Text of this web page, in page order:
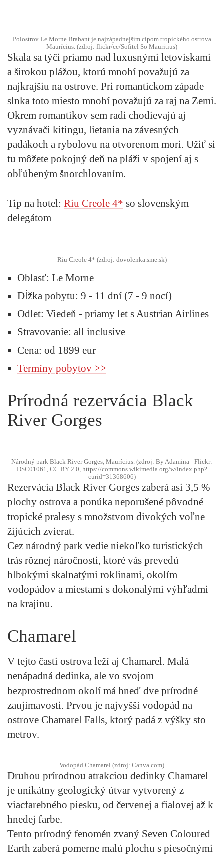
Polostrov Le Morne Brabant je najzápadnejším cípom tropického ostrova
Maurícius.​ (zdroj: flickr/cc/Sofitel So Mauritius)
Skala sa týči priamo nad luxusnými letoviskami
a širokou plážou, ktorú mnohí považujú za
najkrajšiu na ostrove. Pri romantickom západe
slnka toto miesto mnohí považujú za raj na Zemi.
Okrem romantikov sem radi chodievajú aj
vyznávači kitingu, lietania na závesných
padákoch a rybolovu na otvorenom mori. Užiť si
tu môžete pokojný deň na pláži v spojení aj s
obľúbeným šnorchlovaním.
Tip na hotel: Riu Creole 4* so slovenským
delegátom
Riu Creole 4* (zdroj: dovolenka.sme.sk)
Oblasť: Le Morne
Dĺžka pobytu: 9 - 11 dní (7 - 9 nocí)
Odlet: Viedeň - priamy let s Austrian Airlines
Stravovanie: all inclusive
Cena: od 1899 eur
Termíny pobytov >>
Prírodná rezervácia Black
River Gorges
Národný park Black River Gorges, Maurícius. (zdroj: By Adamina - Flickr:
DSC01061, CC BY 2.0, https://commons.wikimedia.org/w/index.php?
curid=31368606)
Rezervácia Black River Gorges zaberá asi 3,5 %
plochy ostrova a ponúka neporušené pôvodné
tropické pralesy s množstvom divokých voľne
žijúcich zvierat.
Cez národný park vedie niekoľko turistických
trás rôznej náročnosti, ktoré vás prevedú
hlbokými skalnatými roklinami, okolím
vodopádov a miestami s dokonalými výhľadmi
na krajinu.
Chamarel
V tejto časti ostrova leží aj Chamarel. Malá
nenápadná dedinka, ale vo svojom
bezprostrednom okolí má hneď dve prírodné
zaujímavosti. Prvou je najvyšší vodopád na
ostrove Chamarel Falls, ktorý padá z výšky sto
metrov.
Vodopád Chamarel (zdroj: Canva.com)
Druhou prírodnou atrakciou dedinky Chamarel
je unikátny geologický útvar vytvorený z
viacfarebného piesku, od červenej a fialovej až k
hnedej farbe.
Tento prírodný fenomén zvaný Seven Coloured
Earth zaberá pomerne malú plochu s piesočnými